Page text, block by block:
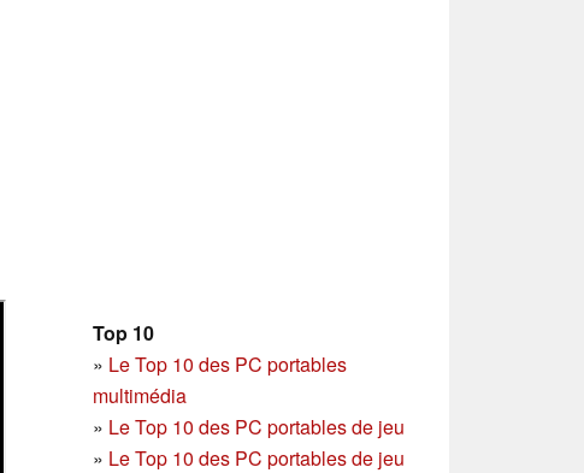
Top 10
» Le Top 10 des PC portables
multimédia
» Le Top 10 des PC portables de jeu
» Le Top 10 des PC portables de jeu